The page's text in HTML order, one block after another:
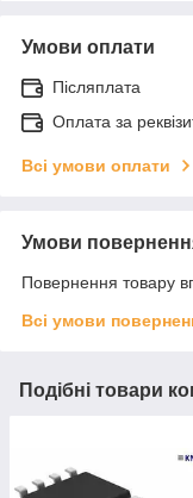
Умови оплати
Післяплата
Оплата за
Всі умови оплати
Умови
Повернення товару
Всі умови
Подібні товари